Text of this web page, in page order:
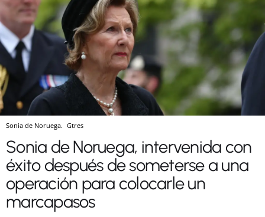
Sonia de Noruega. Gtres
Sonia de Noruega, intervenida con
éxito después de someterse a una
operación para colocarle un
marcapasos